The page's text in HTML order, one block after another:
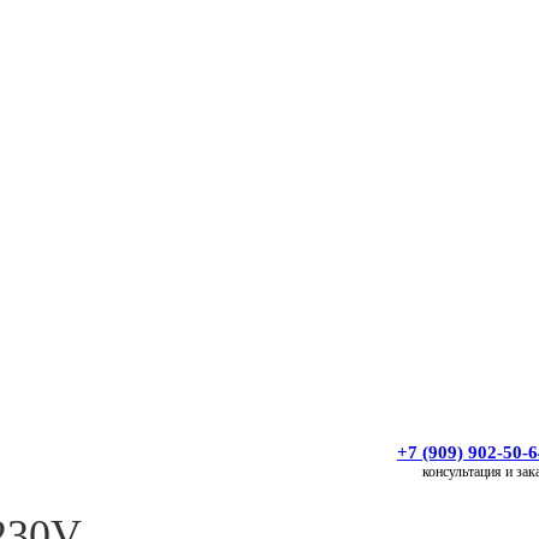
+7 (909) 902-50-
консультация и